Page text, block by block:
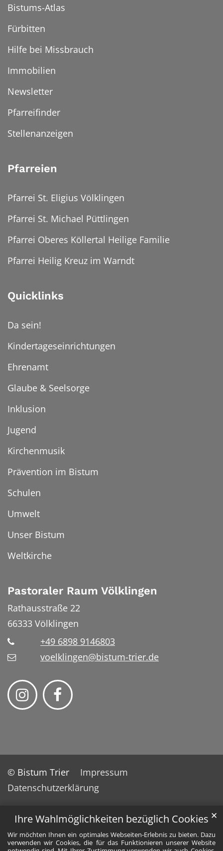
Ihre Wahlmöglichkeiten bezüglich Cookies
Wir möchten Ihnen ein optimales Webseiten-Erlebnis zu bieten. Dazu
verwenden wir Cookies, die für das Funktionieren unserer Website
✕
Bistums-Atlas
Fürbitten
Hilfe bei Missbrauch
Immobilien
Newsletter
Pfarreifinder
Stellenanzeigen
Pfarreien
Pfarrei St. Eligius Völklingen
Pfarrei St. Michael Püttlingen
Pfarrei Oberes Köllertal Heilige Familie
Pfarrei Heilig Kreuz im Warndt
Quicklinks
Da sein!
Kindertageseinrichtungen
Ehrenamt
Glaube & Seelsorge
Inklusion
Jugend
Kirchenmusik
Prävention im Bistum
Schulen
Umwelt
Unser Bistum
Weltkirche
Pastoraler Raum Völklingen
Rathausstraße 22
66333 Völklingen
+49 6898 9146803
voelklingen@bistum-trier.de
© Bistum Trier
Impressum
Datenschutzerklärung